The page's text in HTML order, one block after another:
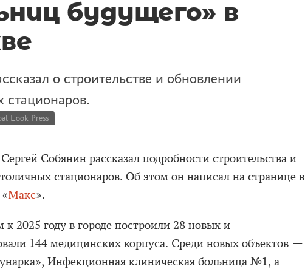
будущего» в
о строительстве и обновлении
стационаров.
Look Press
Собянин рассказал подробности строительства и
стационаров. Об этом он написал на странице в
Макс».
к 2025 году в городе построили 28 новых и
144 медицинских корпуса. Среди новых объектов —
Инфекционная клиническая больница №1, а